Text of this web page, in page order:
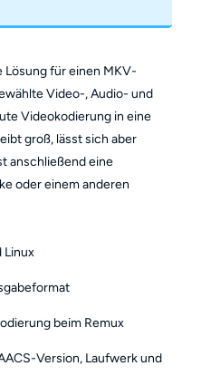
Lösung für einen MKV-
Video-, Audio- und
Videokodierung in eine
groß, lässt sich aber
anschließend eine
oder einem anderen
Linux
beim Remux
Version, Laufwerk und